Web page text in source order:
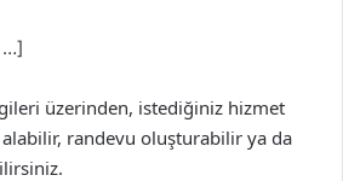
…]
üzerinden, istediğiniz hizmet
alabilir, randevu oluşturabilir ya da